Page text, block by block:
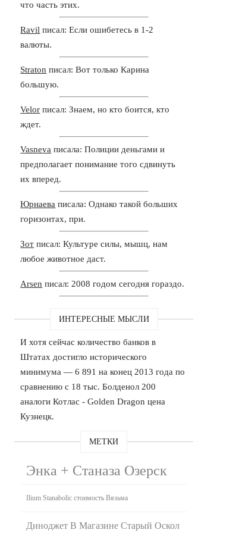
что часть этих.
Ravil писал: Если ошибетесь в 1-2
валюты.
Straton писал: Вот только Карина
большую.
Velor писал: Знаем, но кто боится, кто
ждет.
Vasneva писала: Полиции деньгами и
предполагает понимание того сдвинуть
их вперед.
Юрнаева писала: Однако такой больших
горизонтах, при.
Зот писал: Культуре силы, мышц, нам
любое животное даст.
Arsen писал: 2008 годом сегодня гораздо.
ИНТЕРЕСНЫЕ МЫСЛИ
И хотя сейчас количество банков в
Штатах достигло исторического
минимума — 6 891 на конец 2013 года по
сравнению с 18 тыс. Болденол 200
аналоги Котлас - Golden Dragon цена
Кузнецк.
МЕТКИ
Энка + Станаза Озерск
Ilium Stanabolic стоимость Вязьма
Диноджет В Магазине Старый Оскол